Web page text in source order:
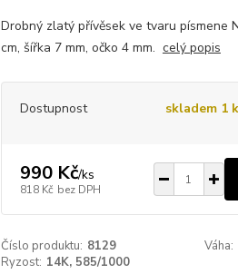
Drobný zlatý přívěsek ve tvaru písmene
cm, šířka 7 mm, očko 4 mm. celý popis
Dostupnost skladem 1
990 Kč/ks
818 Kč bez DPH
Číslo produktu: 8129 Váha:
Ryzost: 14K, 585/1000